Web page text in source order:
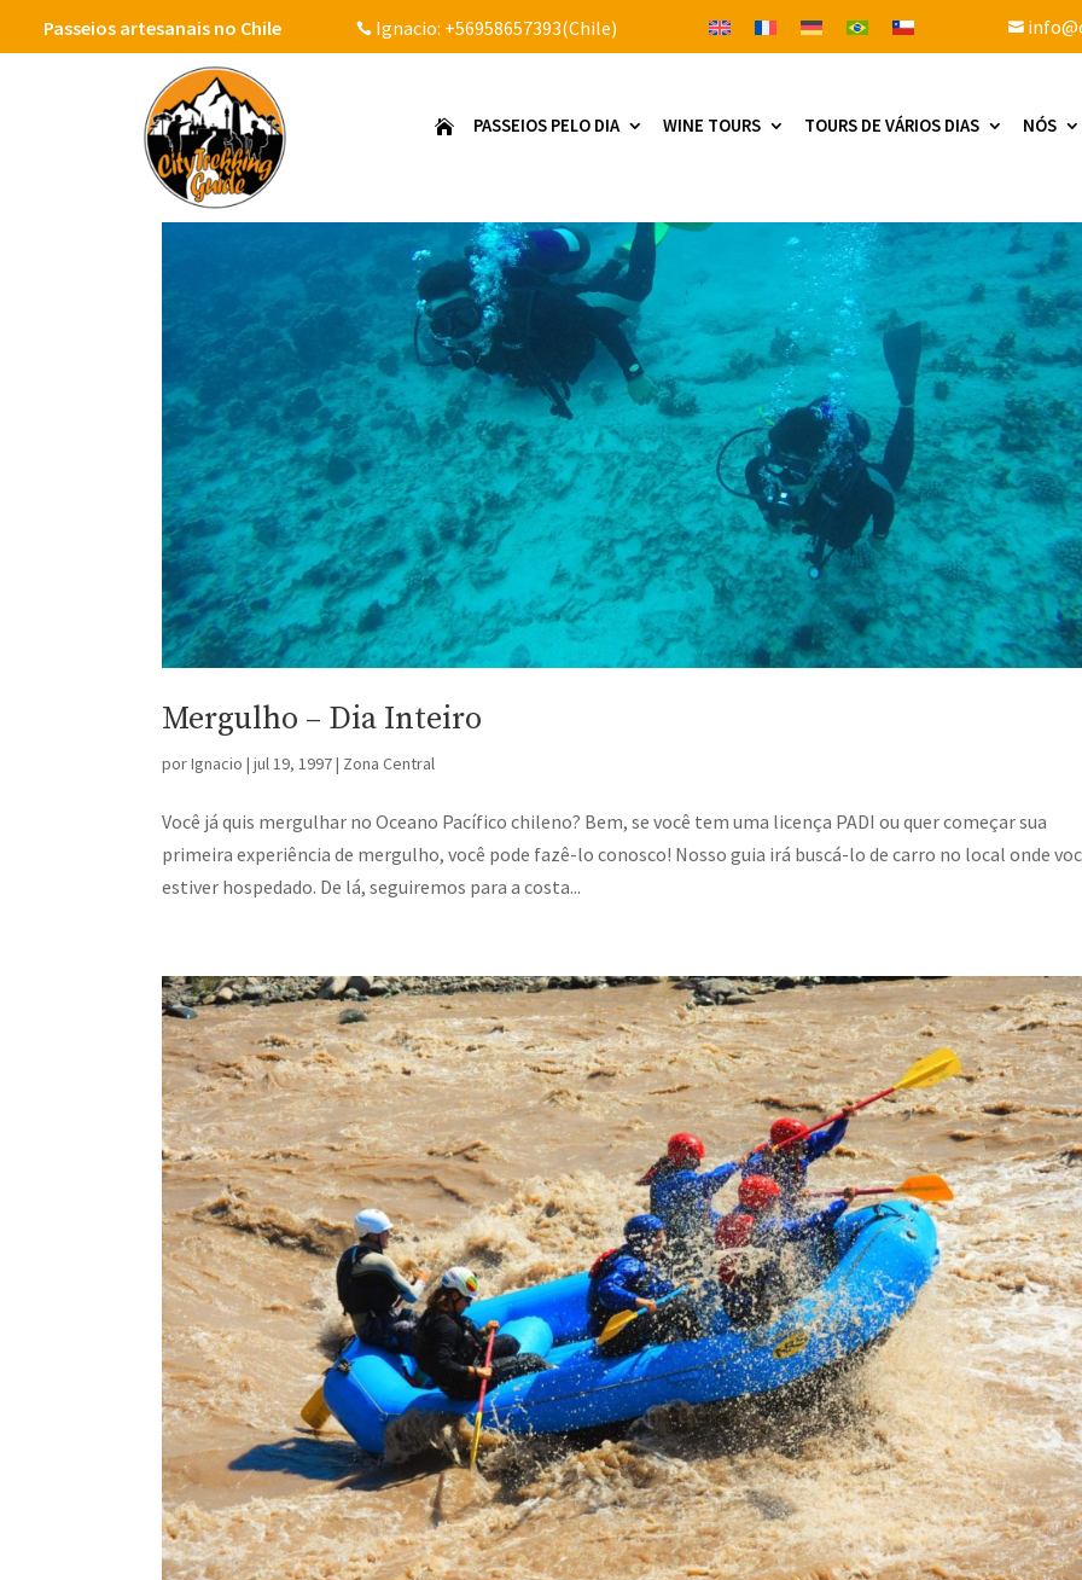
Passeios artesanais no Chile  Ignacio: +56958657393(Chile) 
 PASSEIOS PELO DIA WINE TOURS TOURS DE VÁRIOS DIAS NÓS
Mergulho – Dia Inteiro
porIgnacio |jul 19, 1997| Zona Central
Você já quis mergulhar no Oceano Pacífico chileno? Bem, se você tem uma licença PADI ou quer começar sua
primeira experiência de mergulho, você pode fazê-lo conosco! Nosso guia irá buscá-lo de carro no local onde
estiver hospedado. De lá, seguiremos para a costa...